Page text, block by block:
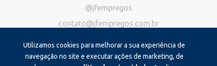
Utilizamos cookies para melhorar a sua experiência de
navegação no site e executar ações de marketing, de
@jfempregos
contato@jfempregos.com.br
Publicidade